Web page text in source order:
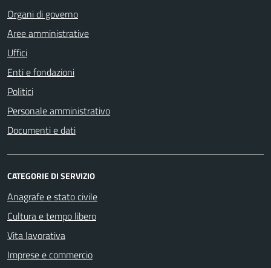
Organi di governo
Aree amministrative
Uffici
Enti e fondazioni
Politici
Personale amministrativo
Documenti e dati
CATEGORIE DI SERVIZIO
Anagrafe e stato civile
Cultura e tempo libero
Vita lavorativa
Imprese e commercio